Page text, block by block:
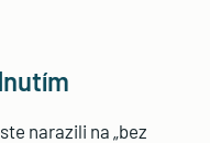
narazili na „bez